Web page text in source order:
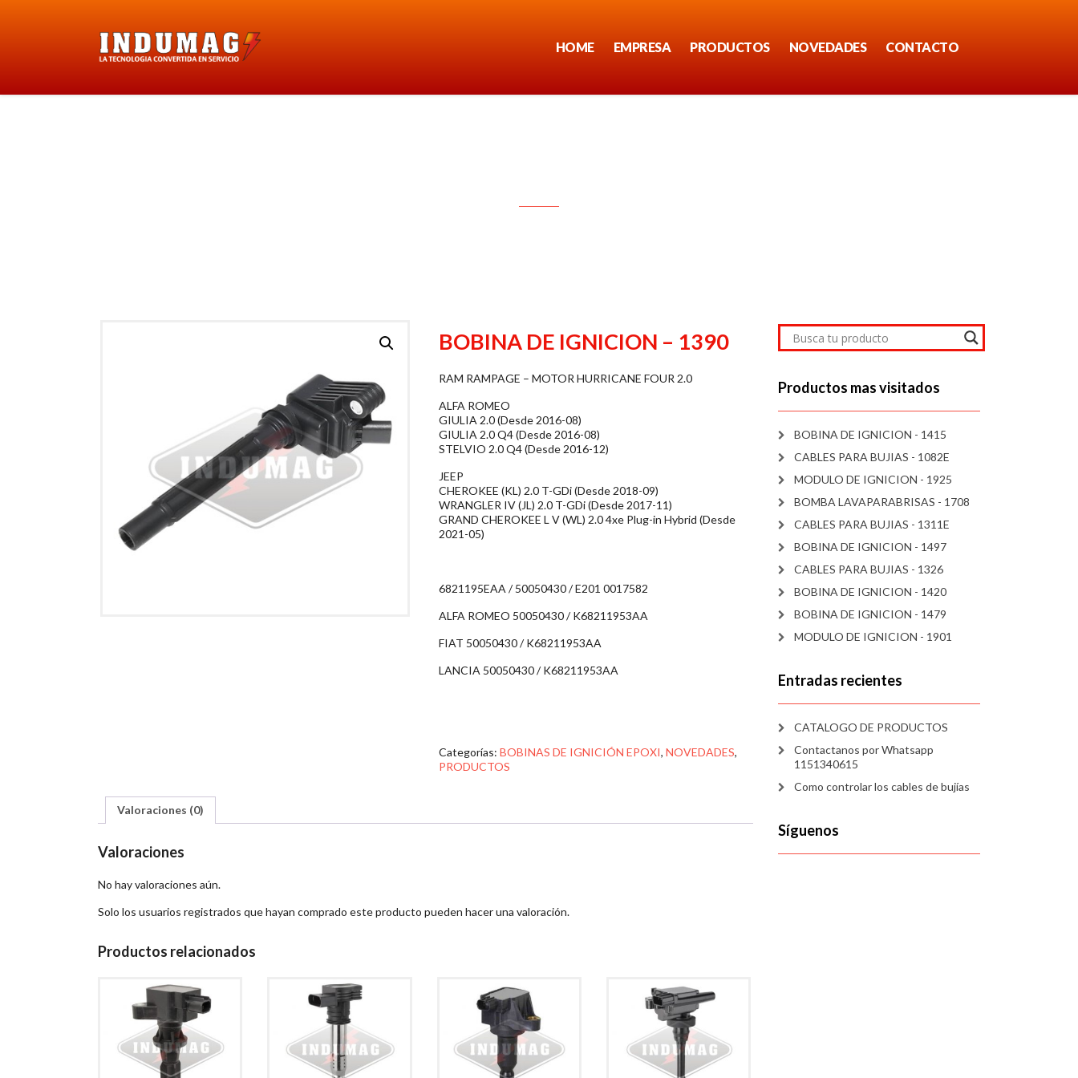
HOME EMPRESA PRODUCTOS NOVEDADES CONTACTO
BOBINA DE IGNICION – 1390
RAM RAMPAGE – MOTOR HURRICANE FOUR 2.0
ALFA ROMEO
GIULIA 2.0 (Desde 2016-08)
GIULIA 2.0 Q4 (Desde 2016-08)
STELVIO 2.0 Q4 (Desde 2016-12)
JEEP
CHEROKEE (KL) 2.0 T-GDi (Desde 2018-09)
WRANGLER IV (JL) 2.0 T-GDi (Desde 2017-11)
GRAND CHEROKEE L V (WL) 2.0 4xe Plug-in Hybrid (Desde
2021-05)
6821195EAA / 50050430 / E201 0017582
ALFA ROMEO 50050430 / K68211953AA
FIAT 50050430 / K68211953AA
LANCIA 50050430 / K68211953AA
Categorías:BOBINAS DE IGNICIÓN EPOXI,NOVEDADES,
PRODUCTOS
Valoraciones (0)
Valoraciones
No hay valoraciones aún.
Solo los usuarios registrados que hayan comprado este producto pueden hacer una valoración.
Productos relacionados
Productos mas visitados
BOBINA DE IGNICION - 1415
CABLES PARA BUJIAS - 1082E
MODULO DE IGNICION - 1925
BOMBA LAVAPARABRISAS - 1708
CABLES PARA BUJIAS - 1311E
BOBINA DE IGNICION - 1497
CABLES PARA BUJIAS - 1326
BOBINA DE IGNICION - 1420
BOBINA DE IGNICION - 1479
MODULO DE IGNICION - 1901
Entradas recientes
CATALOGO DE PRODUCTOS
Contactanos por Whatsapp
1151340615
Como controlar los cables de bujías
Síguenos